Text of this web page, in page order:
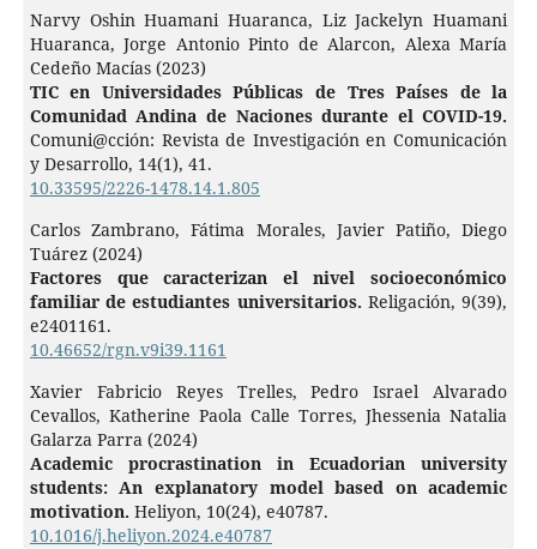
Narvy Oshin Huamani Huaranca, Liz Jackelyn Huamani
Huaranca, Jorge Antonio Pinto de Alarcon, Alexa María
Cedeño Macías (2023)
TIC en Universidades Públicas de Tres Países de la
Comunidad Andina de Naciones durante el COVID-19.
Comuni@cción: Revista de Investigación en Comunicación
y Desarrollo, 14(1), 41.
10.33595/2226-1478.14.1.805
Carlos Zambrano, Fátima Morales, Javier Patiño, Diego
Tuárez (2024)
Factores que caracterizan el nivel socioeconómico
familiar de estudiantes universitarios. Religación,9(39),
e2401161.
10.46652/rgn.v9i39.1161
Xavier Fabricio Reyes Trelles, Pedro Israel Alvarado
Cevallos, Katherine Paola Calle Torres, Jhessenia Natalia
Galarza Parra (2024)
Academic procrastination in Ecuadorian university
students: An explanatory model based on academic
motivation. Heliyon, 10(24), e40787.
10.1016/j.heliyon.2024.e40787